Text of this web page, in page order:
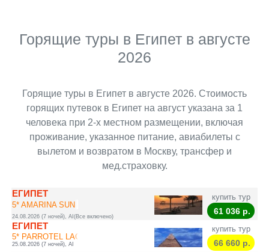
Горящие туры в Египет в августе
2026
Горящие туры в Египет в августе 2026. Стоимость
горящих путевок в Египет на август указана за 1
человека при 2-х местном размещении, включая
проживание, указанное питание, авиабилеты с
вылетом и возвратом в Москву, трансфер и
мед.страховку.
ЕГИПЕТ
5* AMARINA SUN RE...
24.08.2026 (7 ночей), AI(Все включено)
купить тур
61 036 р.
ЕГИПЕТ
5* PARROTEL LAGOON
25.08.2026 (7 ночей), AI
купить тур
66 660 р.